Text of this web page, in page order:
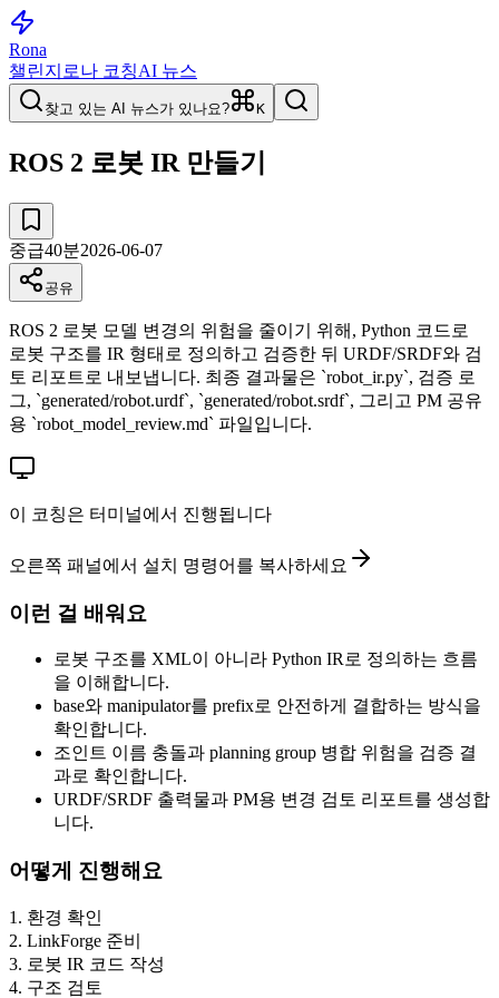
Rona
챌린지 로나 코칭AI 뉴스
찾고 있는 AI 뉴스가 있나요? K
ROS 2 로봇 IR 만들기
중급40분2026-06-07
공유
ROS 2 로봇 모델 변경의 위험을 줄이기 위해, Python 코드로
로봇 구조를 IR 형태로 정의하고 검증한 뒤 URDF/SRDF와 검
토 리포트로 내보냅니다. 최종 결과물은 `robot_ir.py`, 검증 로
그, `generated/robot.urdf`, `generated/robot.srdf`, 그리고 PM 공유
용 `robot_model_review.md` 파일입니다.
이 코칭은 터미널에서 진행됩니다
오른쪽 패널에서 설치 명령어를 복사하세요
이런 걸 배워요
로봇 구조를 XML이 아니라 Python IR로 정의하는 흐름
을 이해합니다.
base와 manipulator를 prefix로 안전하게 결합하는 방식을
확인합니다.
조인트 이름 충돌과 planning group 병합 위험을 검증 결
과로 확인합니다.
URDF/SRDF 출력물과 PM용 변경 검토 리포트를 생성합
니다.
어떻게 진행해요
1 . 환경 확인
2. LinkForge 준비
3. 로봇 IR 코드 작성
4. 구조 검토